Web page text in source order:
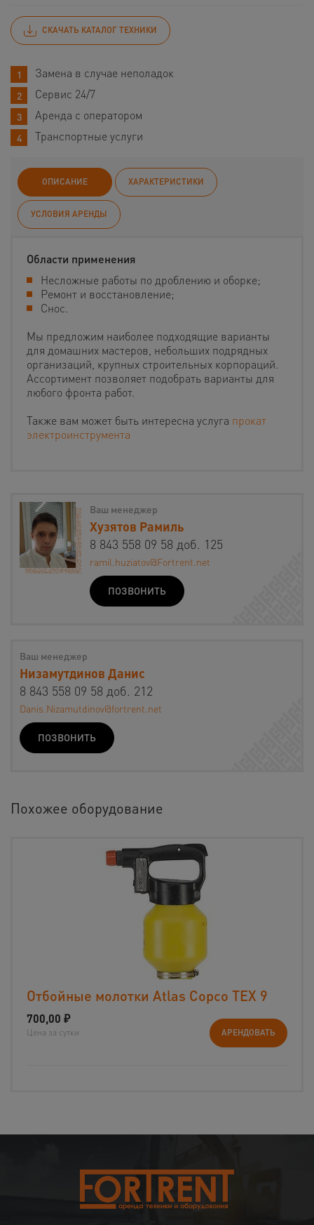
СКАЧАТЬ КАТАЛОГ ТЕХНИКИ
Замена в случае неполадок
Сервис 24/7
Аренда с оператором
Транспортные услуги
ОПИСАНИЕ ХАРАКТЕРИСТИКИ
УСЛОВИЯ АРЕНДЫ
Области применения
Несложные работы по дроблению и оборке;
Ремонт и восстановление;
Снос.
Мы предложим наиболее подходящие варианты
для домашних мастеров, небольших подрядных
организаций, крупных строительных корпораций.
Ассортимент позволяет подобрать варианты для
любого фронта работ.
Также вам может быть интересна услуга прокат
электроинструмента
Ваш менеджер
Хузятов Рамиль
8 843 558 09 58 доб. 125
ramil.huziatov@Fortrent.net
ПОЗВОНИТЬ
Ваш менеджер
Низамутдинов Данис
8 843 558 09 58 доб. 212
Danis.Nizamutdinov@fortrent.net
ПОЗВОНИТЬ
Похожее оборудование
Отбойные молотки Atlas Copco TEX 9
700,00 ₽
Цена за сутки АРЕНДОВАТЬ